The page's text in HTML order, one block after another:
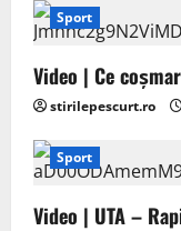
Sport
Video | Ce
stirilepescurt.ro
Sport
Video | UTA –